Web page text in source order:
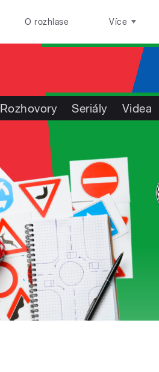
O rozhlase Více
Rozhovory Seriály Videa